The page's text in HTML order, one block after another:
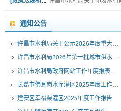
通知公告
许昌市水利局关于公示2026年度重大行政决策事项的通知
许昌市水利局2026年第一批城市供水水质抽检公报
许昌市水利局政府网站工作年度报表（2025年度）
长葛市佛耳岗水库灌区2025年度工作报告
建安区幸福渠灌区2025年度工作报告